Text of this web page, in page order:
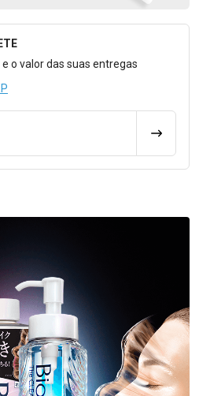
o Frete
o valor das suas entregas